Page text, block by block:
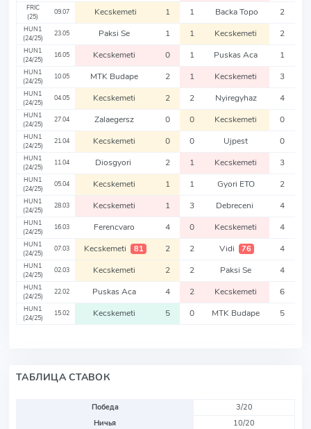
FRIC
(25)
09.07 Kecskemeti 1 1 Backa Topo 2
HUN1
(24/25)
23.05 Paksi Se 1 1 Kecskemeti 2
HUN1
(24/25)
16.05 Kecskemeti 0 1 Puskas Aca 1
HUN1
(24/25)
10.05 MTK Budape 2 1 Kecskemeti 3
HUN1
(24/25)
04.05 Kecskemeti 2 2 Nyiregyhaz 4
HUN1
(24/25)
27.04 Zalaegersz 0 0 Kecskemeti 0
HUN1
(24/25)
21.04 Kecskemeti 0 0 Ujpest 0
HUN1
(24/25)
11.04 Diosgyori 2 1 Kecskemeti 3
HUN1
(24/25)
05.04 Kecskemeti 1 1 Gyori ETO 2
HUN1
(24/25)
28.03 Kecskemeti 1 3 Debreceni 4
HUN1
(24/25)
16.03 Ferencvaro 4 0 Kecskemeti 4
HUN1
(24/25)
07.03 Kecskemeti 81 2 2 Vidi 76 4
HUN1
(24/25)
02.03 Kecskemeti 2 2 Paksi Se 4
HUN1
(24/25)
22.02 Puskas Aca 4 2 Kecskemeti 6
HUN1
(24/25)
15.02 Kecskemeti 5 0 MTK Budape 5
ТАБЛИЦА СТАВОК
Победа
3/20
Ничья
10/20